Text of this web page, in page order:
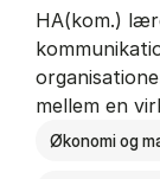
HA(kom.)
mellem en
Økonomi og